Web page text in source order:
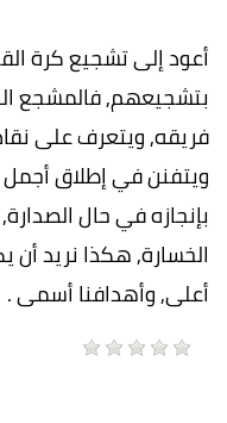
أعود إلى تشجيع كرة
بتشجيعهم, فالمشجع
فريقه, ويتعرف على
ويتفنن في إطلاق أجمل
بإنجازه في حال
الخسارة, هكذا نريد أن
أعلى, وأهدافنا أسمى .